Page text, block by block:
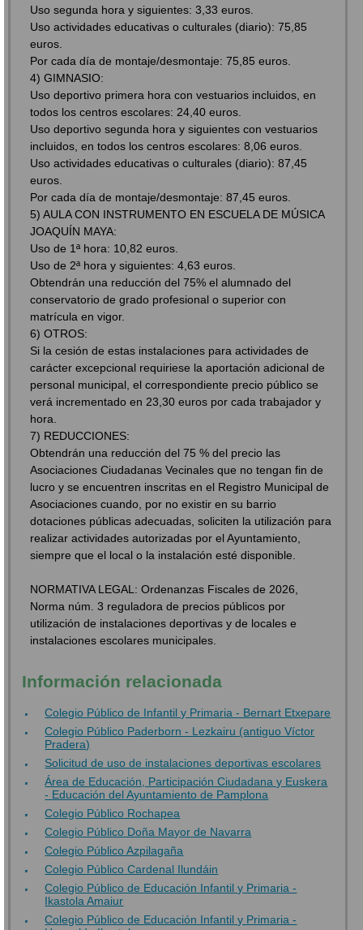
Uso segunda hora y siguientes: 3,33 euros.
Uso actividades educativas o culturales (diario): 75,85
euros.
Por cada día de montaje/desmontaje: 75,85 euros.
4) GIMNASIO:
Uso deportivo primera hora con vestuarios incluidos, en
todos los centros escolares: 24,40 euros.
Uso deportivo segunda hora y siguientes con vestuarios
incluidos, en todos los centros escolares: 8,06 euros.
Uso actividades educativas o culturales (diario): 87,45
euros.
Por cada día de montaje/desmontaje: 87,45 euros.
5) AULA CON INSTRUMENTO EN ESCUELA DE MÚSICA
JOAQUÍN MAYA:
Uso de 1ª hora: 10,82 euros.
Uso de 2ª hora y siguientes: 4,63 euros.
Obtendrán una reducción del 75% el alumnado del
conservatorio de grado profesional o superior con
matrícula en vigor.
6) OTROS:
Si la cesión de estas instalaciones para actividades de
carácter excepcional requiriese la aportación adicional de
personal municipal, el correspondiente precio público se
verá incrementado en 23,30 euros por cada trabajador y
hora.
7) REDUCCIONES:
Obtendrán una reducción del 75 % del precio las
Asociaciones Ciudadanas Vecinales que no tengan fin de
lucro y se encuentren inscritas en el Registro Municipal de
Asociaciones cuando, por no existir en su barrio
dotaciones públicas adecuadas, soliciten la utilización para
realizar actividades autorizadas por el Ayuntamiento,
siempre que el local o la instalación esté disponible.
NORMATIVA LEGAL: Ordenanzas Fiscales de 2026,
Norma núm. 3 reguladora de precios públicos por
utilización de instalaciones deportivas y de locales e
instalaciones escolares municipales.
Información relacionada
Colegio Público de Infantil y Primaria - Bernart Etxepare
Colegio Público Paderborn - Lezkairu (antiguo Víctor
Pradera)
Solicitud de uso de instalaciones deportivas escolares
Área de Educación, Participación Ciudadana y Euskera
- Educación del Ayuntamiento de Pamplona
Colegio Público Rochapea
Colegio Público Doña Mayor de Navarra
Colegio Público Azpilagaña
Colegio Público Cardenal Ilundáin
Colegio Público de Educación Infantil y Primaria -
Ikastola Amaiur
Colegio Público de Educación Infantil y Primaria -